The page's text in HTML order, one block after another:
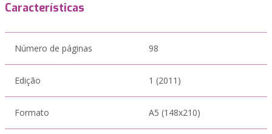
Características
Número de páginas 98
Edição 1 (2011)
Formato A5 (148x210)